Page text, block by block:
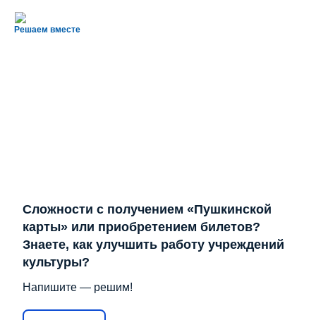
Решаем вместе
Сложности с получением «Пушкинской
карты» или приобретением билетов?
Знаете, как улучшить работу учреждений
культуры?
Напишите — решим!